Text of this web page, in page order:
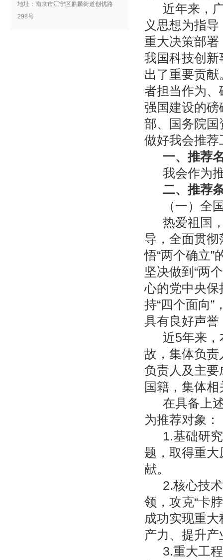
地址：南京市江宁区麒麟街道创优路
298号
近年来，
义思想为指
重大决策部署
我国科技创
出了重要贡
者担当作为
强国建设的
部、国务院
做好我会推
一、推荐
我会作为
二、推荐
（一）全
热爱祖国
导，全面贯
悟“两个确立”
坚决做到“两
心的党中央
持“四个面向
具有良好声
近5年来，
故，集体负
负责人及主要
国籍，集体
在具备上
为推荐对象：
1.基础研
题，取得重
献。
2.核心技
领，攻克“卡
成功实现重
产力、提升
3.重大工